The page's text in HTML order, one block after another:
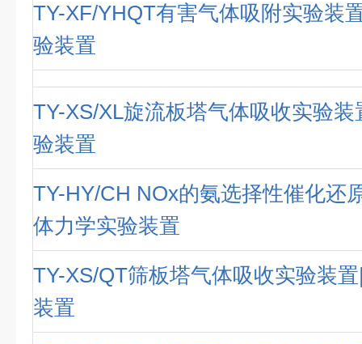
TY-XF/YHQT有害气体吸附实验装
验装置
TY-XS/XL旋流板塔气体吸收实验
验装置
TY-HY/CH NOx的氨选择性催化还
体力学实验装置
TY-XS/QT筛板塔气体吸收实验装
装置